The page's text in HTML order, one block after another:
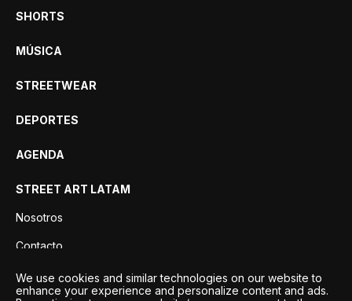
SHORTS
MÚSICA
STREETWEAR
DEPORTES
AGENDA
STREET ART LATAM
Nosotros
Contacto
Privacidad
We use cookies and similar technologies on our website to
enhance your experience and personalize content and ads.